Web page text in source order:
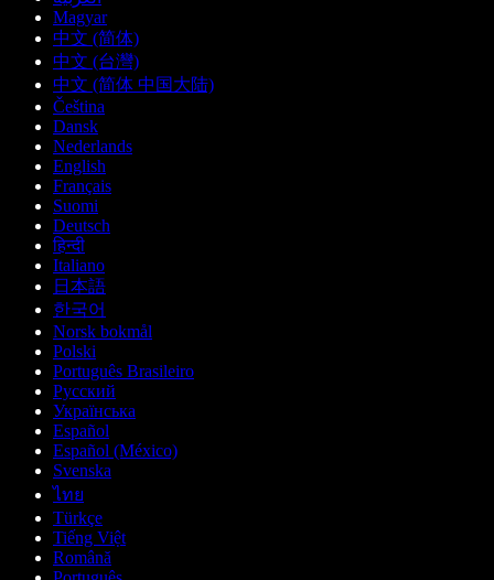
Magyar
中文 (简体)
中文 (台灣)
中文 (简体 中国大陆)
Čeština
Dansk
Nederlands
English
Français
Suomi
Deutsch
हिन्दी
Italiano
日本語
한국어
Norsk bokmål
Polski
Português Brasileiro
Русский
Українська
Español
Español (México)
Svenska
ไทย
Türkçe
Tiếng Việt
Română